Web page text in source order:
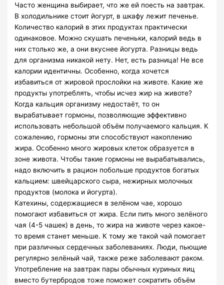
Часто женщина выбирает, что же ей поесть на завтрак.
В холодильнике стоит йогурт, в шкафу лежит печенье.
Количество калорий в этих продуктах практически
одинаковое. Можно скушать печеньки, калорий ведь в
них столько же, а они вкуснее йогурта. Разницы ведь
для организма никакой нету. Нет, есть разница! Не все
калории идентичны. Особенно, когда хочется
избавиться от жировой прослойки на животе. Какие же
продукты употреблять, чтобы исчез жир на животе?
Когда кальция организму недостаёт, то он
вырабатывает гормоны, позволяющие эффективно
использовать небольшой объём получаемого кальция. К
сожалению, гормоны эти способствуют накоплению
жира. Особенно много жировых клеток образуется в
зоне живота. Чтобы такие гормоны не вырабатывались,
надо включить в рацион побольше продуктов богатых
кальцием: швейцарского сыра, нежирных молочных
продуктов (молока и йогурта).
Катехины, содержащиеся в зелёном чае, хорошо
помогают избавиться от жира. Если пить много зелёного
чая (4-5 чашек) в день, то жира на животе через какое-
то время станет меньше. К тому же такой чай помогает
при различных сердечных заболеваниях. Люди, пьющие
регулярно зелёный чай, также реже заболевают раком.
Употребление на завтрак пары обычных куриных яиц
вместо бутербродов тоже поможет сократить объём